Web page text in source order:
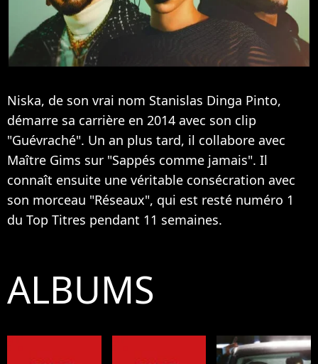
Niska, de son vrai nom Stanislas Dinga Pinto,
démarre sa carrière en 2014 avec son clip
"Guévraché". Un an plus tard, il collabore avec
Maître Gims sur "Sappés comme jamais". Il
connaît ensuite une véritable consécration avec
son morceau "Réseaux", qui est resté numéro 1
du Top Titres pendant 11 semaines.
ALBUMS